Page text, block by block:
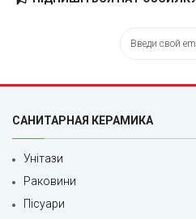
САНИТАРНАЯ КЕРАМИКА
Унітази
Раковини
Пісуари